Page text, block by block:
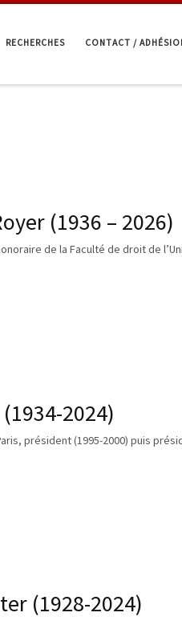
RECHERCHES CONTACT /
(1936 – 2026)
de la Faculté de droit de
2024)
président (1995-2000) puis
(1928-2024)